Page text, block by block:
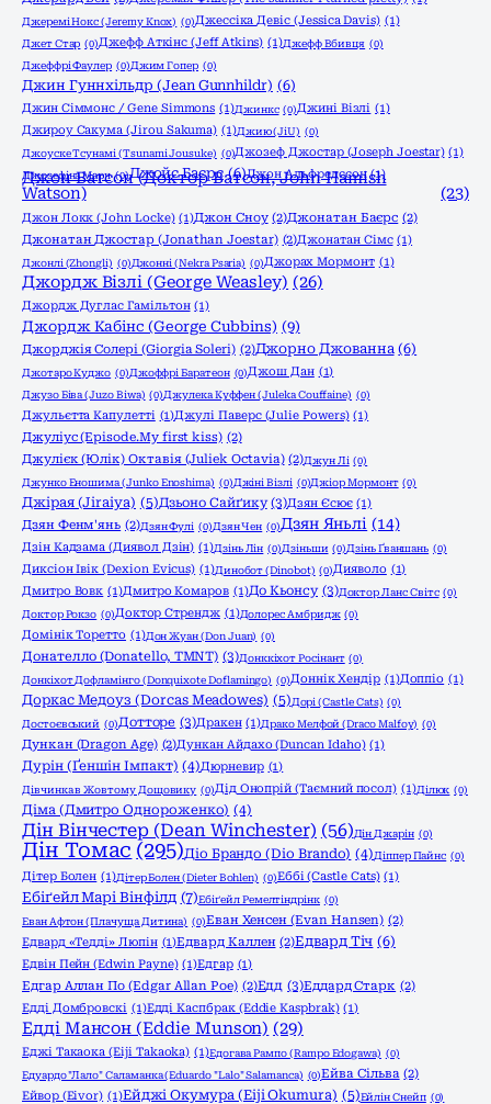
Джеремі Нокс (Jeremy Knox) (0)Джессіка Девіс (Jessica Davis) (1)
Джет Стар (0)Джефф Аткінс (Jeff Atkins) (1)Джефф Вбивця (0)
Джеффрі Фаулер (0)Джим Гопер (0)
Джин Гуннхільдр (Jean Gunnhildr) (6)
Джин Сіммонс / Gene Simmons (1)Джинкс (0)Джині Візлі (1)
Джироу Сакума (Jirou Sakuma) (1)Джию (JiU) (0)
Джоyске Тсунамі (Tsunami Jousuke) (0)Джозеф Джостар (Joseph Joestar) (1)
Джозефіна Марч (0)Джойс Баєрс (6)Джон Альфредссон (1)
Джон Ватсон (Доктор Ватсон, John Hamish
Watson)
(23)
Джон Локк (John Locke) (1)Джон Сноу (2)Джонатан Баєрс (2)
Джонатан Джостар (Jonathan Joestar) (2)Джонатан Сімс (1)
Джонлі (Zhongli) (0)Джонні (Nekra Psaria) (0)Джорах Мормонт (1)
Джордж Візлі (George Weasley) (26)
Джордж Дуглас Гамільтон (1)
Джордж Кабінс (George Cubbins) (9)
Джорджія Солері (Giorgia Soleri) (2)Джорно Джованна (6)
Джотаро Куджо (0)Джоффрі Баратеон (0)Джош Дан (1)
Джузо Біва (Juzo Biwa) (0)Джулека Куффен (Juleka Couffaine) (0)
Джульєтта Капулетті (1)Джулі Паверс (Julie Powers) (1)
Джуліус (Episode.My first kiss) (2)
Джулієк (Юлік) Октавія (Juliek Octavia) (2)Джун Лі (0)
Джунко Еношима (Junko Enoshima) (0)Джіні Візлі (0)Джіор Мормонт (0)
Джірая (Jiraiya) (5)Дзьоно Сайґику (3)Дзян Єсює (1)
Дзян Фенм'янь (2)Дзян Фулі (0)Дзян Чен (0)Дзян Яньлі (14)
Дзін Кадзама (Диявол Дзін) (1)Дзінь Лін (0)Дзіньши (0)Дзінь Ґваншань (0)
Диксіон Івік (Dexion Evicus) (1)Динобот (Dinobot) (0)Дияволо (1)
Дмитро Вовк (1)Дмитро Комаров (1)До Кьонсу (3)Доктор Ланс Світс (0)
Доктор Рокзо (0)Доктор Стрендж (1)Долорес Амбридж (0)
Домінік Торетто (1)Дон Жуан (Don Juan) (0)
Донателло (Donatello, TMNT) (3)Донккіхот Росінант (0)
Донкіхот Дофламінго (Donquixote Doflamingo) (0)Доннік Хендір (1)Доппіо (1)
Доркас Медоуз (Dorcas Meadowes) (5)Дорі (Castle Cats) (0)
Достоєвський (0)Дотторе (3)Дракен (1)Драко Мелфой (Draco Malfoy) (0)
Дункан (Dragon Age) (2)Дункан Айдахо (Duncan Idaho) (1)
Дурін (Ґеншін Імпакт) (4)Дюрневир (1)
Дівчинка в Жовтому Дощовику (0)Дід Онопрій (Таємний посол) (1)Ділюк (0)
Діма (Дмитро Однороженко) (4)
Дін Вінчестер (Dean Winchester) (56)Дін Джарін (0)
Дін Томас (295)Діо Брандо (Dio Brando) (4)Діппер Пайнс (0)
Дітер Болен (1)Дітер Болен (Dieter Bohlen) (0)Еббі (Castle Cats) (1)
Ебіґейл Марі Вінфілд (7)Ебіґейл Ремелтіндрінк (0)
Еван Афтон (Плачуща Дитина) (0)Еван Хенсен (Evan Hansen) (2)
Едвард «Тедді» Люпін (1)Едвард Каллен (2)Едвард Тіч (6)
Едвін Пейн (Edwin Payne) (1)Едгар (1)
Едгар Аллан По (Edgar Allan Poe) (2)Едд (3)Еддард Старк (2)
Едді Домбровскі (1)Едді Каспбрак (Eddie Kaspbrak) (1)
Едді Мансон (Eddie Munson) (29)
Еджі Такаока (Eiji Takaoka) (1)Едогава Рампо (Rampo Edogawa) (0)
Едуардо "Лало" Саламанка (Eduardo "Lalo" Salamanca) (0)Ейва Сільва (2)
Ейвор (Eivor) (1)Ейджі Окумура (Eiji Okumura) (5)Ейлін Снейп (0)